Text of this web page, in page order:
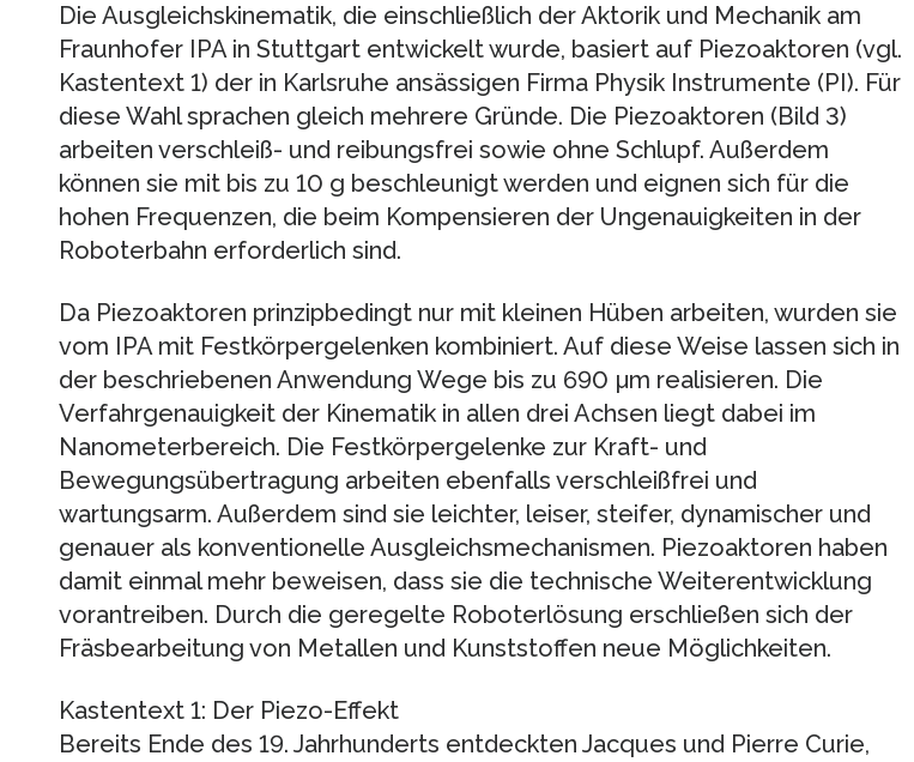
Die Ausgleichskinematik, die einschließlich der Aktorik und Mechanik am
Fraunhofer IPA in Stuttgart entwickelt wurde, basiert auf Piezoaktoren (vgl.
Kastentext 1) der in Karlsruhe ansässigen Firma Physik Instrumente (PI). Für
diese Wahl sprachen gleich mehrere Gründe. Die Piezoaktoren (Bild 3)
arbeiten verschleiß- und reibungsfrei sowie ohne Schlupf. Außerdem
können sie mit bis zu 10 g beschleunigt werden und eignen sich für die
hohen Frequenzen, die beim Kompensieren der Ungenauigkeiten in der
Roboterbahn erforderlich sind.
Da Piezoaktoren prinzipbedingt nur mit kleinen Hüben arbeiten, wurden sie
vom IPA mit Festkörpergelenken kombiniert. Auf diese Weise lassen sich in
der beschriebenen Anwendung Wege bis zu 690 µm realisieren. Die
Verfahrgenauigkeit der Kinematik in allen drei Achsen liegt dabei im
Nanometerbereich. Die Festkörpergelenke zur Kraft- und
Bewegungsübertragung arbeiten ebenfalls verschleißfrei und
wartungsarm. Außerdem sind sie leichter, leiser, steifer, dynamischer und
genauer als konventionelle Ausgleichsmechanismen. Piezoaktoren haben
damit einmal mehr beweisen, dass sie die technische Weiterentwicklung
vorantreiben. Durch die geregelte Roboterlösung erschließen sich der
Fräsbearbeitung von Metallen und Kunststoffen neue Möglichkeiten.
Kastentext 1: Der Piezo-Effekt
Bereits Ende des 19. Jahrhunderts entdeckten Jacques und Pierre Curie,